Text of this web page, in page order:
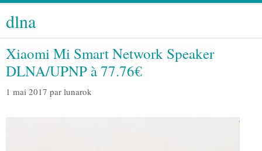
dlna
Xiaomi Mi Smart Network Speaker
DLNA/UPNP à 77.76€
1 mai 2017 par lunarok